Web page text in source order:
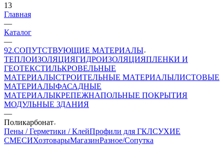
13
Главная
—
Каталог
—
92.СОПУТСТВУЮЩИЕ МАТЕРИАЛЫ
ТЕПЛОИЗОЛЯЦИЯГИДРОИЗОЛЯЦИЯПЛЕНКИ И
ГЕОТЕКСТИЛЬКРОВЕЛЬНЫЕ
МАТЕРИАЛЫСТРОИТЕЛЬНЫЕ МАТЕРИАЛЫЛИСТОВЫЕ
МАТЕРИАЛЫФАСАДНЫЕ
МАТЕРИАЛЫКРЕПЕЖНАПОЛЬНЫЕ ПОКРЫТИЯ
МОДУЛЬНЫЕ ЗДАНИЯ
—
Поликарбонат
Пены / Герметики / КлейПрофили для ГКЛСУХИЕ
СМЕСИХозтоварыМагазинРазное/Сопутка